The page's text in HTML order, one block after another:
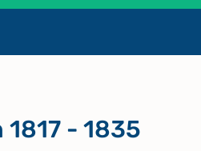
1817 - 1835